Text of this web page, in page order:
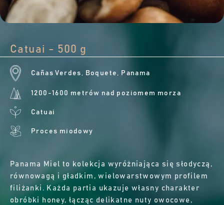
Catuai - 500 g
Cañas Verdes, Boquete, Panama
1200-1600 metrów nad poziomem morza
Catuai
Proces miodowy
Panama Miel to kolekcja wyróżniająca się słodyczą,
równowagą i gładkim, wielowarstwowym profilem
filiżanki. Każda partia ukazuje własny charakter
obróbki honey, łącząc delikatne nuty owocowe,